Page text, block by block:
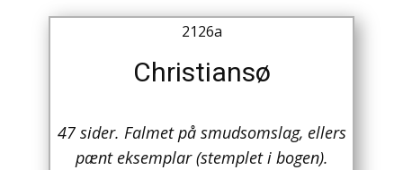
Antikke / Specielle Bøger
Antikviteter
Arkitektur
2126a
Christiansø
47 sider. Falmet på smudsomslag, ellers
pænt eksemplar (stemplet i bogen).